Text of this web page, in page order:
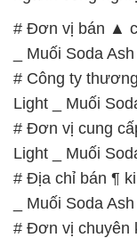
# Đơn vị bán ▲
_ Muối Soda
# Công ty
Light _ Muối
# Đơn vị cung
Light _ Muối
# Địa chỉ bán ¶
_ Muối Soda
# Đơn vị chuyên